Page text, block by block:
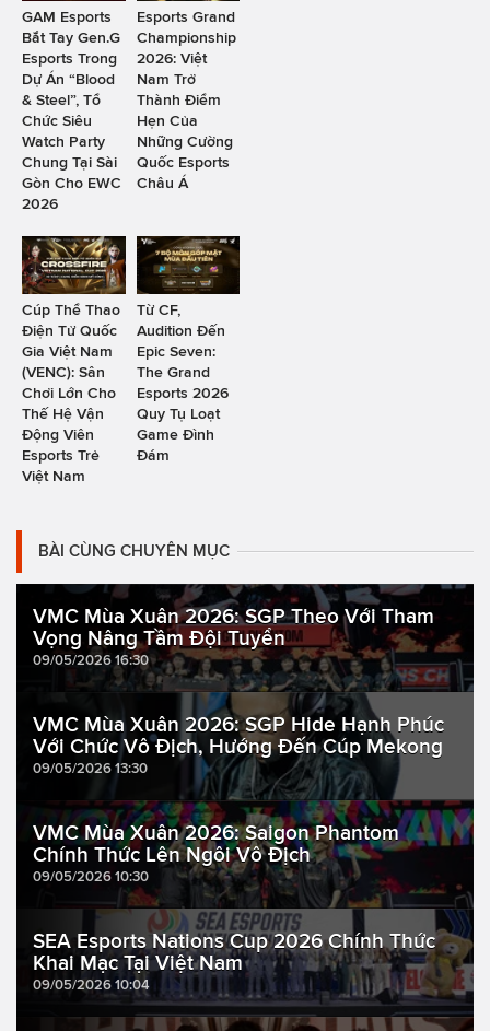
GAM Esports
Bắt Tay Gen.G
Esports Trong
Dự Án “Blood
& Steel”, Tổ
Chức Siêu
Watch Party
Chung Tại Sài
Gòn Cho EWC
2026
Esports Grand
Championship
2026: Việt
Nam Trở
Thành Điểm
Hẹn Của
Những Cường
Quốc Esports
Châu Á
Cúp Thể Thao
Điện Tử Quốc
Gia Việt Nam
(VENC): Sân
Chơi Lớn Cho
Thế Hệ Vận
Động Viên
Esports Trẻ
Việt Nam
Từ CF,
Audition Đến
Epic Seven:
The Grand
Esports 2026
Quy Tụ Loạt
Game Đình
Đám
BÀI CÙNG CHUYÊN MỤC
VMC Mùa Xuân 2026: SGP Theo Với Tham
Vọng Nâng Tầm Đội Tuyển
09/05/2026 16:30
VMC Mùa Xuân 2026: SGP Hide Hạnh Phúc
Với Chức Vô Địch, Hướng Đến Cúp Mekong
09/05/2026 13:30
VMC Mùa Xuân 2026: Saigon Phantom
Chính Thức Lên Ngôi Vô Địch
09/05/2026 10:30
SEA Esports Nations Cup 2026 Chính Thức
Khai Mạc Tại Việt Nam
09/05/2026 10:04